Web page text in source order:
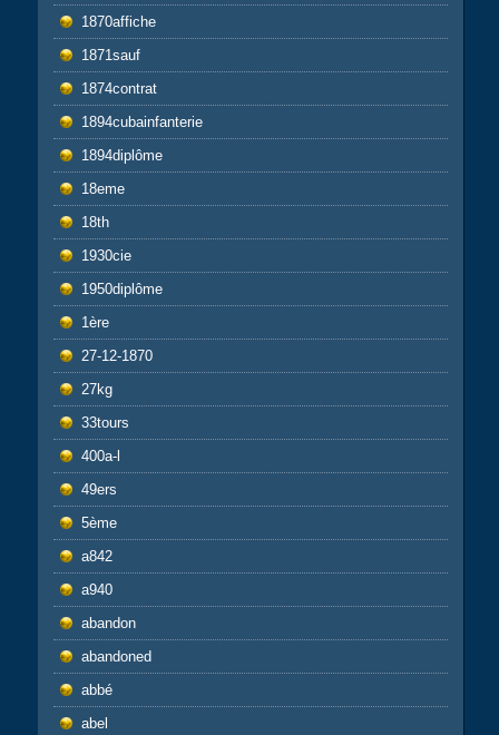
1870affiche
1871sauf
1874contrat
1894cubainfanterie
1894diplôme
18eme
18th
1930cie
1950diplôme
1ère
27-12-1870
27kg
33tours
400a-l
49ers
5ème
a842
a940
abandon
abandoned
abbé
abel